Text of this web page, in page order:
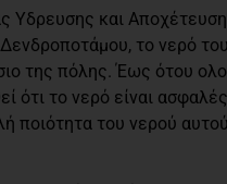
Υδρευσης και
το νερό
της πόλης. Έως ότου
ότι το νερό είναι
ποιότητα του νερού